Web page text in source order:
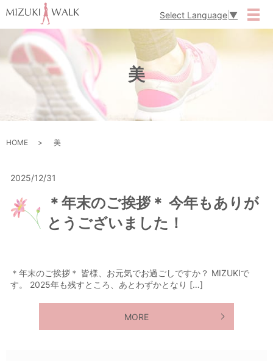
メ
Select Language ▼
美
HOME 美
2025/12/31
＊年末のご挨拶＊ 今年もありが
とうございました！
＊年末のご挨拶＊ 皆様、お元気でお過ごしですか？ MIZUKIで
す。 2025年も残すところ、あとわずかとなり […]
MORE